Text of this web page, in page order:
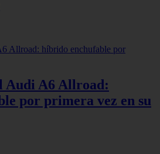
Audi A6 Allroad:
por primera vez en su